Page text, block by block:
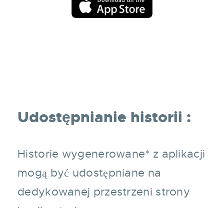
Udostępnianie historii :
Historie wygenerowane* z aplikacji
mogą być udostępniane na
dedykowanej przestrzeni strony